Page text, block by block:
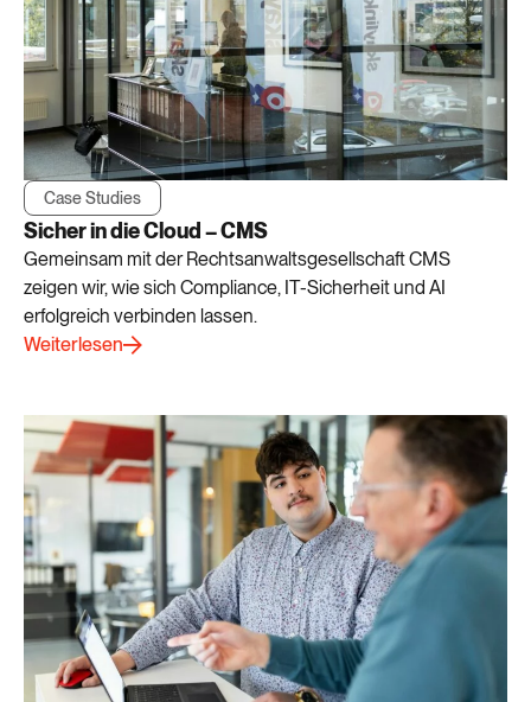
Case Studies
Sicher in die Cloud – CMS
Gemeinsam mit der Rechtsanwaltsgesellschaft CMS
zeigen wir, wie sich Compliance, IT-Sicherheit und AI
erfolgreich verbinden lassen.
Weiterlesen